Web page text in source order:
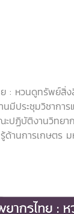
: หวนดูทรัพย์สิ่ง
ประชุมวิชาการ
ะปฏิบัติงานวิทย
านการเกษตร